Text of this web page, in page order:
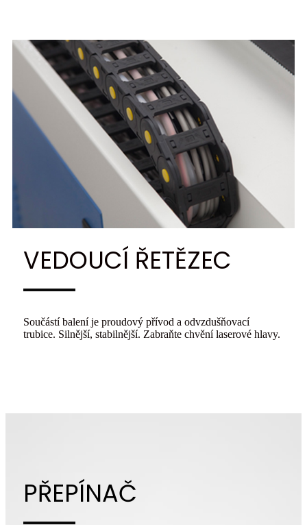
VEDOUCÍ ŘETĚZEC
Součástí balení je proudový přívod a odvzdušňovací
trubice. Silnější, stabilnější. Zabraňte chvění laserové hlavy.
PŘEPÍNAČ